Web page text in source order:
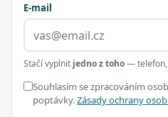
E-mail
Stačí vyplnit jedno z toho— telefon,
Souhlasím se zpracováním
poptávky.Zásady ochrany